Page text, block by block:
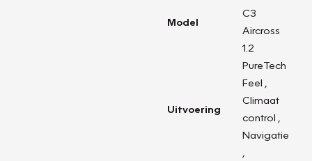
Model
C3
Aircross
Uitvoering
1.2
PureTech
Feel ,
Climaat
control ,
Navigatie
,